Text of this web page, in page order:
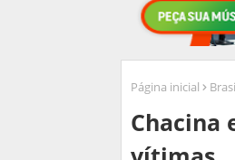
Página inicial
Chacina